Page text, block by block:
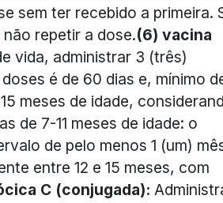
sem ter recebido a primeira.
repetir a dose.(6) vacina
vida, administrar 3 (três)
é de 60 dias e, mínimo
meses de idade,
de 7-11 meses de idade: o
de pelo menos 1 (um)
entre 12 e 15 meses, com
C (conjugada):